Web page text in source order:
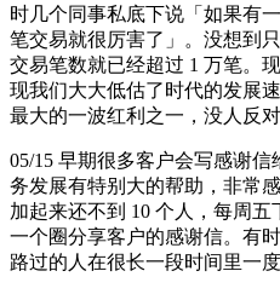
时几个同事私底下说「如果有
笔交易就很厉害了」。没想到
交易笔数就已经超过 1 万笔。
现我们大大低估了时代的发展
最大的一波红利之一，没人反对
05/15 早期很多客户会写感谢
务发展有特别大的帮助，非常
加起来还不到 10 个人，每周五
一个圈分享客户的感谢信。有
路过的人在很长一段时间里一